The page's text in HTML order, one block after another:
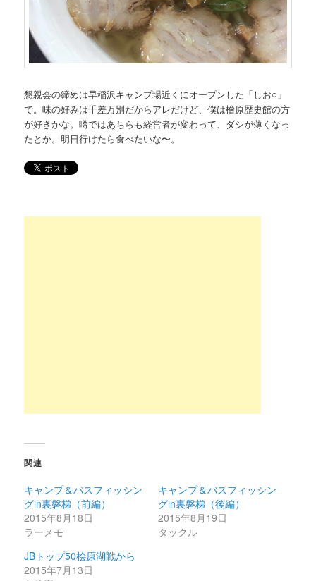
懇親会の締めは早稲沢キャンプ場近くにオープンした「しお○」
で。味の好みは千差万別だからアレだけど、僕は檜原歴史館の方
が好きかな。噂ではあちらも経営者が変わって、ダシが薄くなっ
たとか。明日行けたら食べたいな〜。
関連
キャンプ＆バスフィッシン
グin裏磐梯（前編）
2015年8月18日
ラーメモ
キャンプ＆バスフィッシン
グin裏磐梯（後編）
2015年8月19日
タックル
JBトップ50桧原湖戦から
2015年7月13日